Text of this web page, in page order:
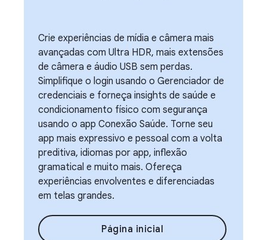
Crie experiências de mídia e câmera mais
avançadas com Ultra HDR, mais extensões
de câmera e áudio USB sem perdas.
Simplifique o login usando o Gerenciador de
credenciais e forneça insights de saúde e
condicionamento físico com segurança
usando o app Conexão Saúde. Torne seu
app mais expressivo e pessoal com a volta
preditiva, idiomas por app, inflexão
gramatical e muito mais. Ofereça
experiências envolventes e diferenciadas
em telas grandes.
Página inicial